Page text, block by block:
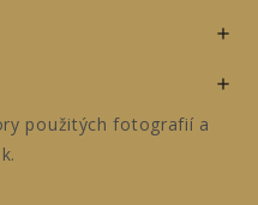


použitých fotografií a